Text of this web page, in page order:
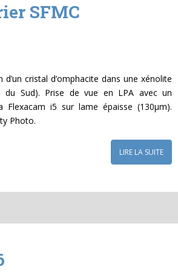
SFMC
cristal d’omphacite dans une xénolite
du Sud). Prise de vue en LPA avec un
i5 sur lame épaisse (130µm).
Photo.
LIRE LA SUITE